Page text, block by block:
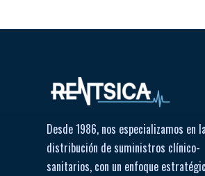
Desde 1986, nos especializamos en la
distribución de suministros clínico-
sanitarios, con un enfoque